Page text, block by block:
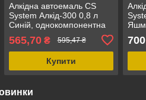
Алкідна автоемаль CS
System Алкід-300 0,8 л
Синій, однокомпонентна
алкідна фарба, банка 800
мл
565,70₴ 595,47 ₴
Купити
мл